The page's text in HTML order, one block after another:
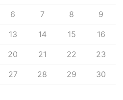
6 7 8 9
13 14 15 16
20 21 22 23
27 28 29 30